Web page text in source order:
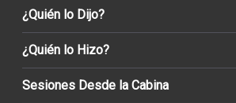
¿Quién lo Dijo?
¿Quién lo Hizo?
Sesiones Desde la Cabina